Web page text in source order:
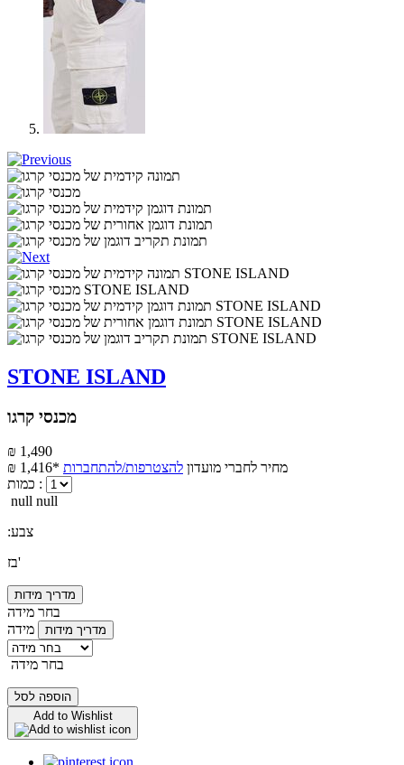
STONE ISLAND
מכנסי קרגו
₪ 1,490
₪ 1,416*
מחיר לחברי מועדון להצטרפות/להתחברות
כמות :
null null
:צבע
בז'
מדריך מידות
בחר מידה
מידה
מדריך מידות
בחר מידה
הוספה לסל
Add to Wishlist